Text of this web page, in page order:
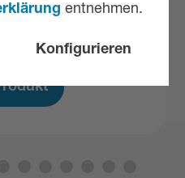
entnehmen.
Konfigurieren